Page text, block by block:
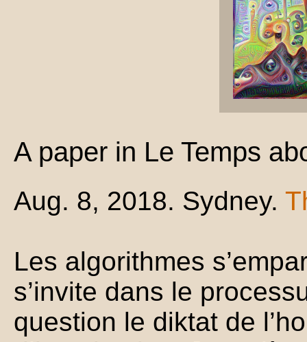
A paper in Le Temps
Aug. 8, 2018. Sydney.
Les algorithmes
s’invite dans le
question le diktat de